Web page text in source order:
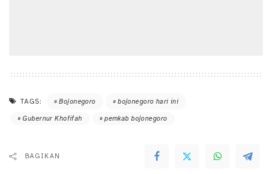
TAGS: Bojonegoro bojonegoro hari ini
Gubernur Khofifah pemkab bojonegoro
BAGIKAN